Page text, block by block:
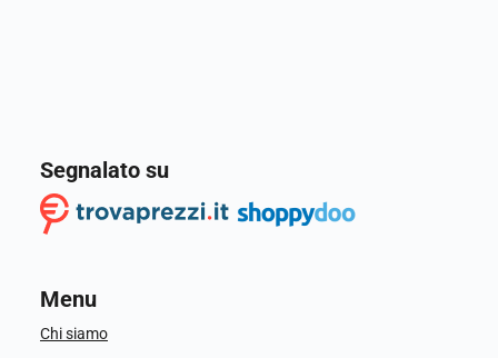
Segnalato su
Menu
Chi siamo